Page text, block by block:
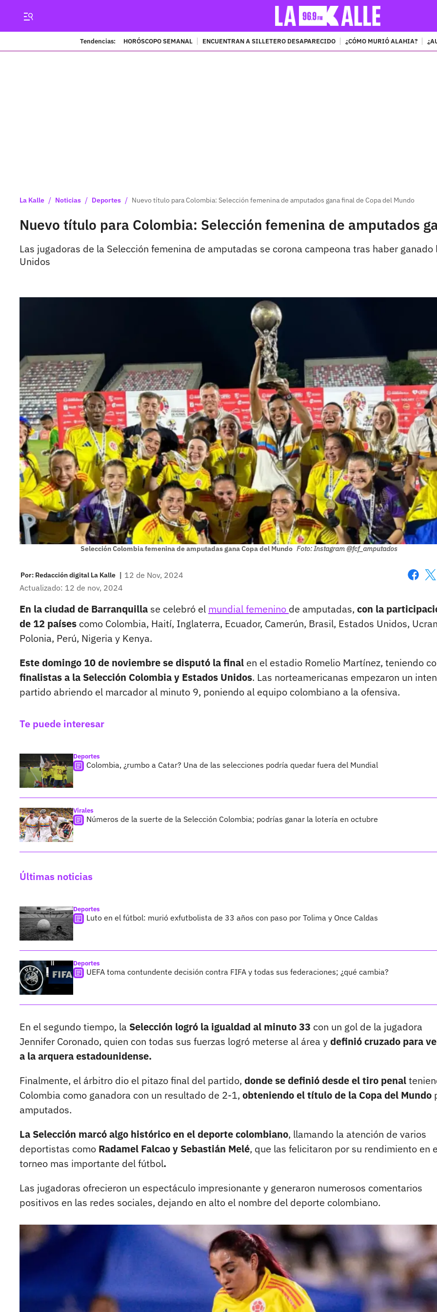
Tendencias: HORÓSCOPO SEMANAL ENCUENTRAN A SILLETERO DESAPARECIDO ¿CÓMO MURIÓ ALAHIA?
La Kalle / Noticias / Deportes / Nuevo título para Colombia: Selección femenina de amputados gana final de Copa del Mundo
Nuevo título para Colombia: Selección femenina de amputados
Las jugadoras de la Selección femenina de amputadas se corona campeona tras haber
Unidos
Selección Colombia femenina de amputadas gana Copa del Mundo Foto: Instagram @fcf_amputados
Por: Redacción digital La Kalle | 12 de Nov, 2024
Actualizado: 12 de nov, 2024
En la ciudad de Barranquilla se celebró el mundial femenino de amputadas, con la
de 12 países como Colombia, Haití, Inglaterra, Ecuador, Camerún, Brasil, Estados Unidos,
Polonia, Perú, Nigeria y Kenya.
Este domingo 10 de noviembre se disputó la final en el estadio Romelio Martínez, teniendo
finalistas a la Selección Colombia y Estados Unidos. Las norteamericanas empezaron un
partido abriendo el marcador al minuto 9, poniendo al equipo colombiano a la ofensiva.
Te puede interesar
Deportes
Colombia, ¿rumbo a Catar? Una de las selecciones podría quedar fuera del Mundial
Virales
Números de la suerte de la Selección Colombia; podrías ganar la lotería en octubre
Últimas noticias
Deportes
Luto en el fútbol: murió exfutbolista de 33 años con paso por Tolima y Once Caldas
Deportes
UEFA toma contundente decisión contra FIFA y todas sus federaciones; ¿qué cambia?
En el segundo tiempo, la Selección logró la igualdad al minuto 33 con un gol de la jugadora
Jennifer Coronado, quien con todas sus fuerzas logró meterse al área ydefinió cruzado para
a la arquera estadounidense.
Finalmente, el árbitro dio el pitazo final del partido, donde se definió desde el tiro penal
Colombia como ganadora con un resultado de 2-1, obteniendo el título de la Copa del Mundo
amputados.
La Selección marcó algo histórico en el deporte colombiano, llamando la atención de varios
deportistas como Radamel Falcao y Sebastián Melé, que las felicitaron por su rendimiento en
torneo mas importante del fútbol.
Las jugadoras ofrecieron un espectáculo impresionante y generaron numerosos comentarios
positivos en las redes sociales, dejando en alto el nombre del deporte colombiano.